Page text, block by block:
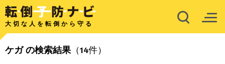
大切な人を転倒から守る
ケガの検索結果 （14件）